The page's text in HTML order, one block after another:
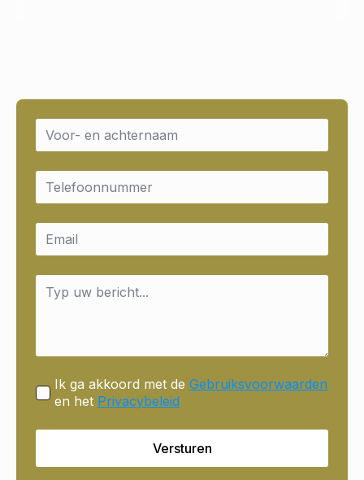
Name
Email
Email
Message
Ik ga akkoord met de Gebruiksvoorwaarden
en het Privacybeleid
Versturen